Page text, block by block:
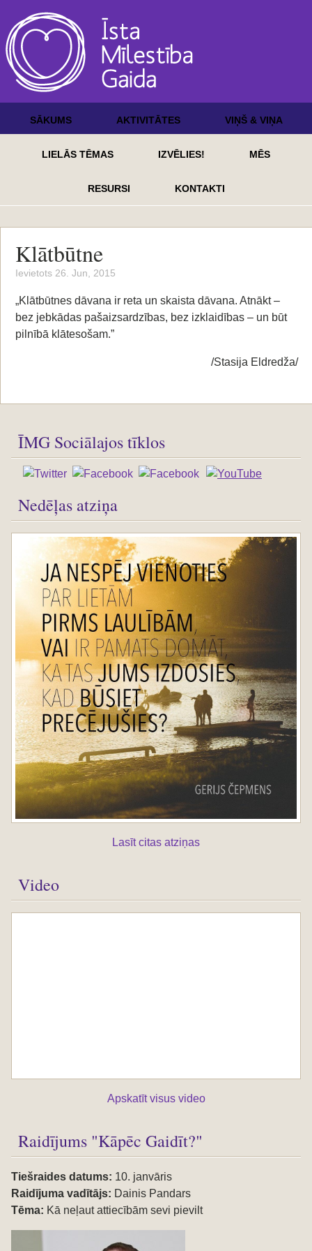
SĀKUMS AKTIVITĀTES VIŅŠ & VIŅA
LIELĀS TĒMAS IZVĒLIES! MĒS
RESURSI KONTAKTI
Klātbūtne
Ievietots 26. Jun, 2015
„Klātbūtnes dāvana ir reta un skaista dāvana. Atnākt –
bez jebkādas pašaizsardzības, bez izklaidības – un būt
pilnībā klātesošam.”
/Stasija Eldredža/
ĪMG Sociālajos tīklos
Nedēļas atziņa
Lasīt citas atziņas
Video
Apskatīt visus video
Raidījums "Kāpēc Gaidīt?"
Tiešraides datums: 10. janvāris
Raidījuma vadītājs: Dainis Pandars
Tēma: Kā neļaut attiecībām sevi pievilt